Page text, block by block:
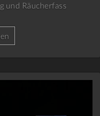
und Räucherfass